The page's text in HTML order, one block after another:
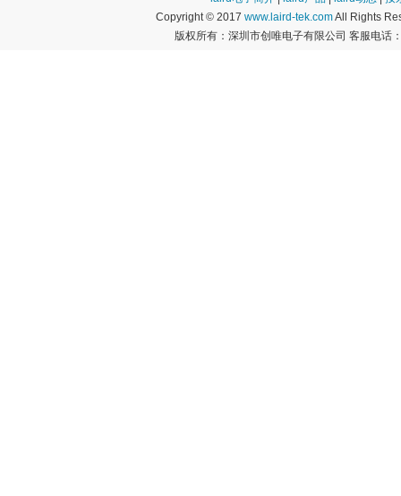
Copyright © 2017 www.laird-tek.comAll Rights
版权所有：深圳市创唯电子有限公司 客服电话